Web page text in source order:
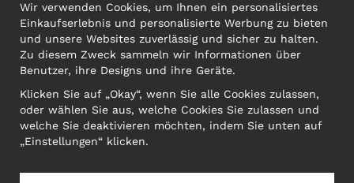
FIRMA
Motley Denim Europe OÜ
Narva mnt 5, EE-10117 Tallinn
Org: 12356245, VAT: EE101578318
ACHTUNG! Produktrücksendungen nicht an diese Adresse
schicken!
Wir verwenden Cookies, um Ihnen ein personalisiertes
Einkaufserlebnis und personalisierte Werbung zu bieten
und unsere Websites zuverlässig und sicher zu halten.
Zu diesem Zweck sammeln wir Informationen über
Benutzer, ihre Designs und ihre Geräte.
Klicken Sie auf „Okay“, wenn Sie alle Cookies zulassen,
oder wählen Sie aus, welche Cookies Sie zulassen und
welche Sie deaktivieren möchten, indem Sie unten auf
„Einstellungen“ klicken.